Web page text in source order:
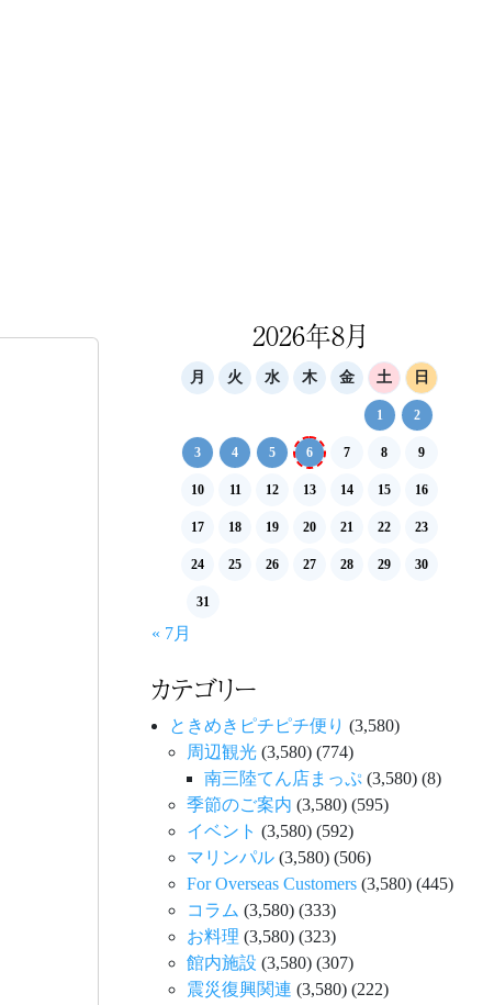
2026年8月
月 火 水 木 金 土 日
1 2
3 4 5 6 7 8 9
10 11 12 13 14 15 16
17 18 19 20 21 22 23
24 25 26 27 28 29 30
31
« 7月
カテゴリー
ときめきピチピチ便り (3,580)
周辺観光 (3,580) (774)
南三陸てん店まっぷ (3,580) (8)
季節のご案内 (3,580) (595)
イベント (3,580) (592)
マリンパル (3,580) (506)
For Overseas Customers (3,580) (445)
コラム (3,580) (333)
お料理 (3,580) (323)
館内施設 (3,580) (307)
震災復興関連 (3,580) (222)